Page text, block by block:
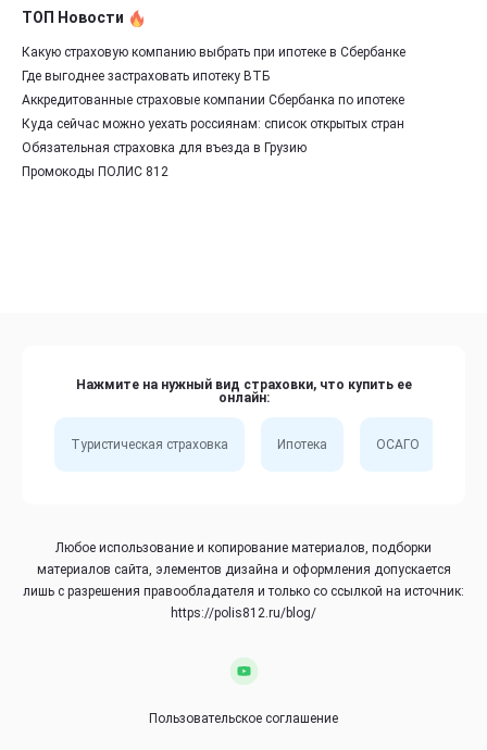
ТОП Новости
Какую страховую компанию выбрать при ипотеке в Сбербанке
Где выгоднее застраховать ипотеку ВТБ
Аккредитованные страховые компании Сбербанка по ипотеке
Куда сейчас можно уехать россиянам: список открытых стран
Обязательная страховка для въезда в Грузию
Промокоды ПОЛИС 812
Нажмите на нужный вид страховки, что купить ее
онлайн:
Туристическая страховка Ипотека ОСАГО
Любое использование и копирование материалов, подборки
материалов сайта, элементов дизайна и оформления допускается
лишь с разрешения правообладателя и только со ссылкой на источник:
https://polis812.ru/blog/
Пользовательское соглашение